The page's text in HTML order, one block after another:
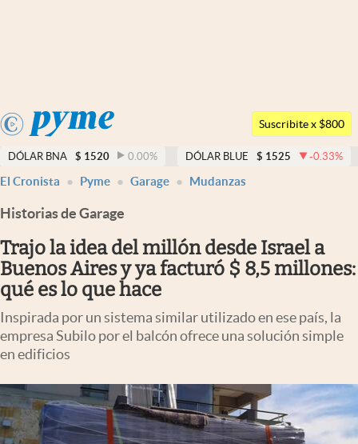
Argentina
Uruguay
Members
Economía y Política
Finanzas y Mercados
Mercados Online
Negocios
Columnistas
Apertura
Clase
Clima
Suscribite x $800
DÓLAR BNA $ 1520 0.00% DÓLAR BLUE $ 1525 -0.33%
El Cronista Pyme Garage Mudanzas
Historias de Garage
Trajo la idea del millón desde Israel a
Buenos Aires y ya facturó $ 8,5 millones:
qué es lo que hace
Inspirada por un sistema similar utilizado en ese país, la
empresa Subilo por el balcón ofrece una solución simple
en edificios